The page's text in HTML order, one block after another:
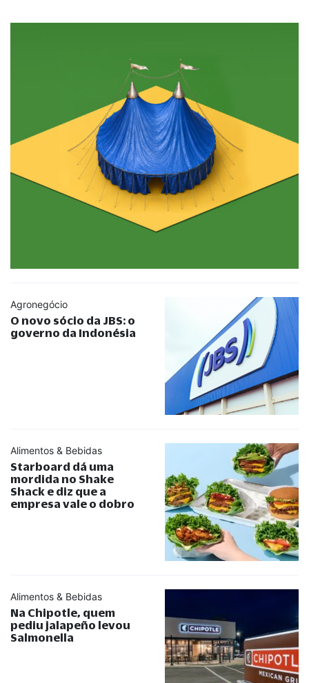
Agronegócio
O novo sócio da JBS: o
governo da Indonésia
Alimentos & Bebidas
Starboard dá uma
mordida no Shake
Shack e diz que a
empresa vale o dobro
Alimentos & Bebidas
Na Chipotle, quem
pediu jalapeño levou
Salmonella